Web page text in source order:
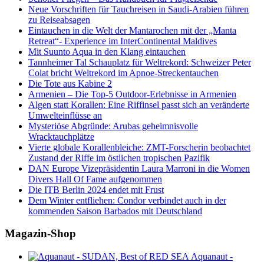
Neue Vorschriften für Tauchreisen in Saudi-Arabien führen
zu Reiseabsagen
Eintauchen in die Welt der Mantarochen mit der „Manta
Retreat“- Experience im InterContinental Maldives
Mit Suunto Aqua in den Klang eintauchen
Tannheimer Tal Schauplatz für Weltrekord: Schweizer Peter
Colat bricht Weltrekord im Apnoe-Streckentauchen
Die Tote aus Kabine 2
Armenien – Die Top-5 Outdoor-Erlebnisse in Armenien
Algen statt Korallen: Eine Riffinsel passt sich an veränderte
Umwelteinflüsse an
Mysteriöse Abgründe: Arubas geheimnisvolle
Wracktauchplätze
Vierte globale Korallenbleiche: ZMT-Forscherin beobachtet
Zustand der Riffe im östlichen tropischen Pazifik
DAN Europe Vizepräsidentin Laura Marroni in die Women
Divers Hall Of Fame aufgenommen
Die ITB Berlin 2024 endet mit Frust
Dem Winter entfliehen: Condor verbindet auch in der
kommenden Saison Barbados mit Deutschland
Magazin-Shop
Aquanaut -